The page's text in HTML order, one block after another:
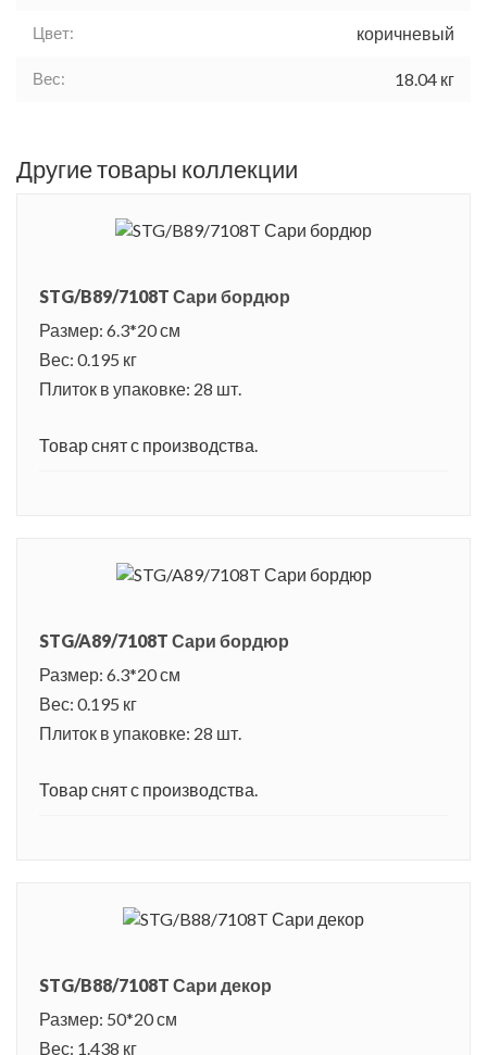
Цвет: коричневый
Вес: 18.04 кг
Другие товары коллекции
STG/B89/7108T Сари бордюр
Размер: 6.3*20 см
Вес: 0.195 кг
Плиток в упаковке: 28 шт.
Товар снят с производства.
STG/A89/7108T Сари бордюр
Размер: 6.3*20 см
Вес: 0.195 кг
Плиток в упаковке: 28 шт.
Товар снят с производства.
STG/B88/7108T Сари декор
Размер: 50*20 см
Вес: 1.438 кг